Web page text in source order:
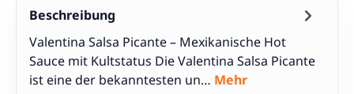
Beschreibung
Valentina Salsa Picante – Mexikanische Hot
Sauce mit Kultstatus Die Valentina Salsa Picante
ist eine der bekanntesten un… Mehr